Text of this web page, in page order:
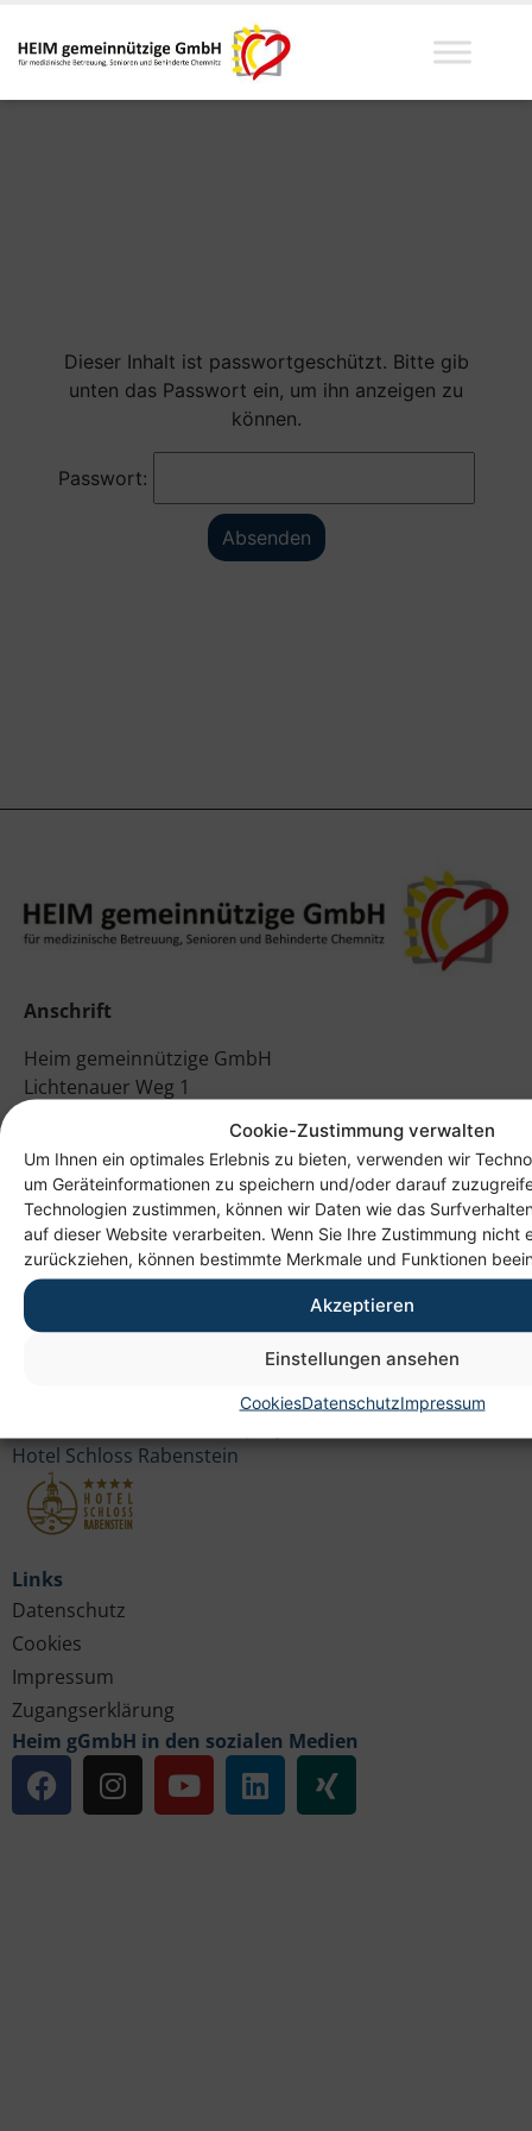
Cookie-Zustimmung verwalten
Um Ihnen ein optimales Erlebnis zu bieten, verwenden wir
um Geräteinformationen zu speichern und/oder darauf
Technologien zustimmen, können wir Daten wie das
auf dieser Website verarbeiten. Wenn Sie Ihre Zustimmung nicht
zurückziehen, können bestimmte Merkmale und Funktionen
Akzeptieren
Einstellungen ansehen
CookiesDatenschutzImpressum
Dieser Inhalt ist passwortgeschützt. Bitte gib
unten das Passwort ein, um ihn anzeigen zu
können.
Passwort:
Anschrift
Heim gemeinnützige GmbH
Lichtenauer Weg 1
Links
Datenschutz
Cookies
Impressum
Zugangserklärung
Heim gGmbH in den sozialen Medien
Tochtergesellschaft Fortbildungszentrum Chemnitz
Hotel Schloss Rabenstein